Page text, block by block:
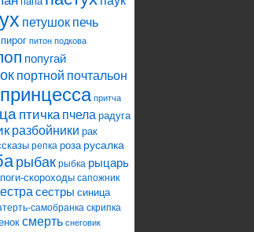
петушок печь
пирог питон подкова
попугай
портной почтальон
принцесса притча
птичка пчела радуга
разбойники рак
репка роза русалка
рыбак рыбка рыцарь
скороходы сапожник
сестры синица
самобранка скрипка
смерть снеговик